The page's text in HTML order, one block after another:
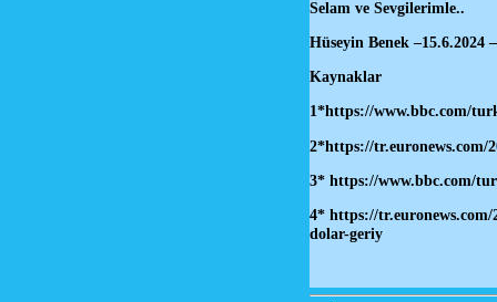
Selam ve Sevgilerimle..
Hüseyin Benek –15.6.2024
Kaynaklar
1*https://www.bbc.com/
2*https://tr.euronews.com/
3* https://www.bbc.com/
4* https://
dolar-geriy